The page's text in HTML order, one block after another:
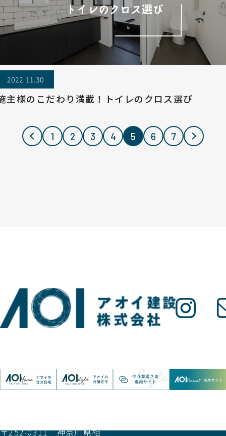
2022.11.30
主様のこだわり満載！トイレのクロス選び
1 2 3 4 5 6 7
〒252-0311 神奈川県相